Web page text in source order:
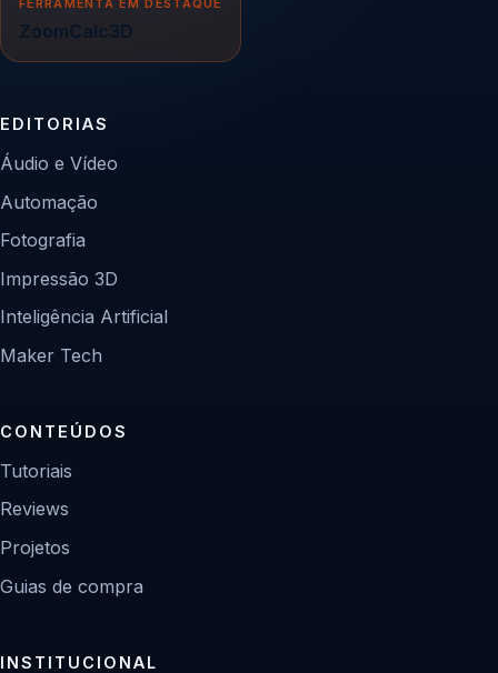
ZoomCalc3D
EDITORIAS
Áudio e Vídeo
Automação
Fotografia
Impressão 3D
Inteligência Artificial
Maker Tech
CONTEÚDOS
Tutoriais
Reviews
Projetos
Guias de compra
INSTITUCIONAL